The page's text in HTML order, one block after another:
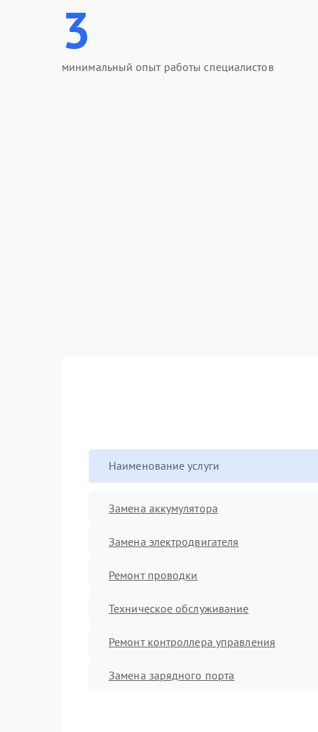
3
минимальный опыт работы специалистов
Наименование услуги
Замена аккумулятора
Замена электродвигателя
Ремонт проводки
Техническое обслуживание
Ремонт контроллера управления
Замена зарядного порта